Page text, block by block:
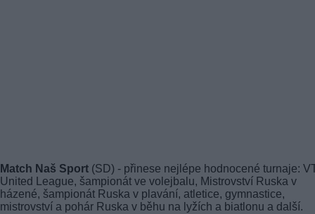
Match Naš Sport (SD) - přinese nejlépe hodnocené turnaje:
United League, šampionát ve volejbalu, Mistrovství Ruska v
házené, šampionát Ruska v plavání, atletice, gymnastice,
mistrovství a pohár Ruska v běhu na lyžích a biatlonu a další.